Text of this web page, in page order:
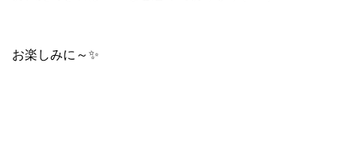
お楽しみに～✨